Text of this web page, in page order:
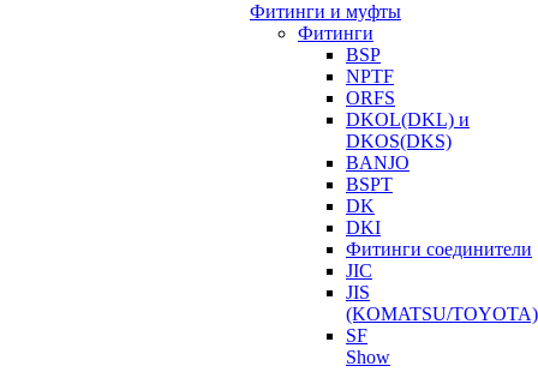
Фитинги и муфты
Фитинги
BSP
NPTF
ORFS
DKOL(DKL) и
DKOS(DKS)
BANJO
BSPT
DK
DKI
Фитинги соединители
JIC
JIS
(KOMATSU/TOYOTA)
SF
Show